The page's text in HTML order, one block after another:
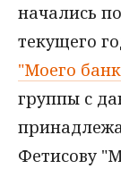
начались
текущего
"Моего
группы с
Фетисову